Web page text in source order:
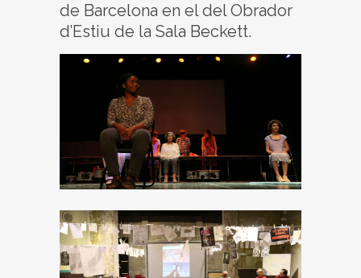
de Barcelona en el del Obrador
d’Estiu de la Sala Beckett.